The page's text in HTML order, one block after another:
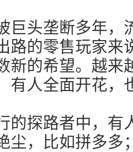
巨头垄断多年，
路的零售玩家来
新的希望。越来
有人全面开花，
的探路者中，有
尘，比如拼多多